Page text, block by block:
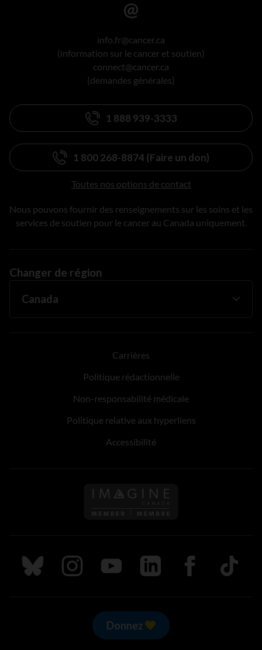
info.fr@cancer.ca
(information sur le cancer et soutien)
connect@cancer.ca
(demandes générales)
1 888 939-3333
1 800 268-8874 (Faire un don)
Toutes nos options de contact
Nous pouvons fournir des renseignements sur les soins et les
services de soutien pour le cancer au Canada uniquement.
Changer de région
Carrières
Politique rédactionnelle
Non-responsabilité médicale
Politique relative aux hyperliens
Accessibilité
Suivez nous sur Bluesky
Suivez nous sur Instagram
Suivez nous sur Youtube
Suivez nous sur LinkedIn
Suivez nous sur
TikTok
Donnez